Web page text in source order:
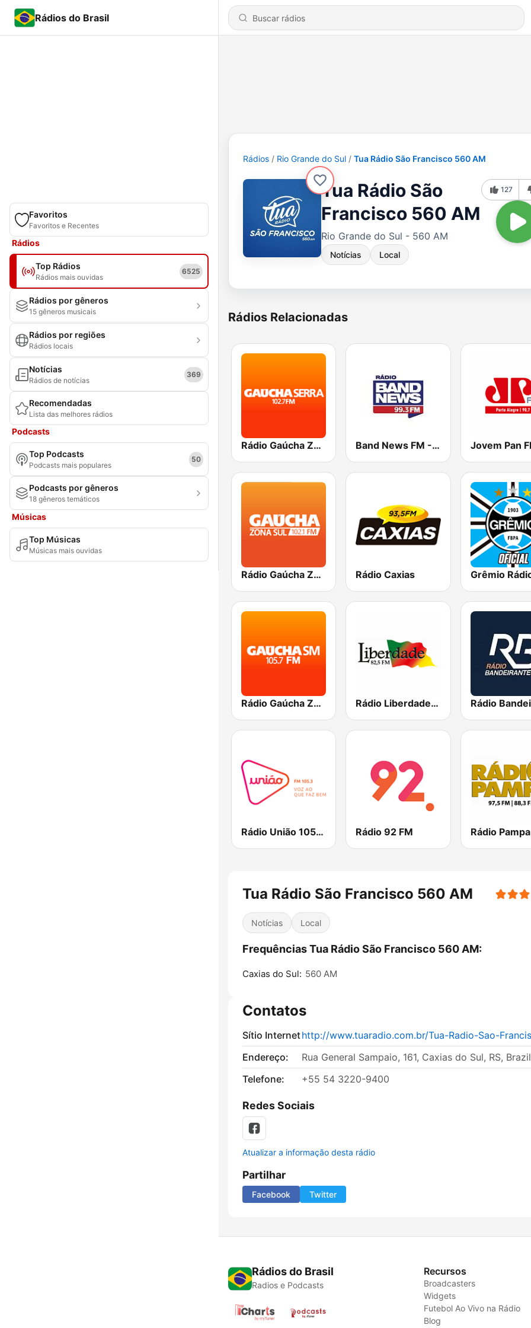
Rádios do Brasil
Favoritos
Favoritos e Recentes
Rádios
Top Rádios
Rádios mais ouvidas
6525
Rádios por gêneros
15 gêneros musicais
Rádios por regiões
Rádios locais
Notícias
Rádios de notícias
369
Recomendadas
Lista das melhores rádios
Podcasts
Top Podcasts
Podcasts mais populares
50
Podcasts por gêneros
18 gêneros temáticos
Músicas
Top Músicas
Músicas mais ouvidas
Rádios Rio Grande do Sul Tua Rádio São Francisco 560 AM
Tua Rádio São
Francisco 560 AM
Rio Grande do Sul - 560 AM
Notícias Local
127
Rádios Relacionadas
Rádio Gaúcha ZH - Serra Band News FM - 99.3 Porto Alegre
Rádio Gaúcha ZH - Zona Sul Rádio Caxias
Rádio Gaúcha ZH - Santa Maria Rádio Liberdade FM
Rádio União 105.3 FM Rádio 92 FM Rádio Pampa
Tua Rádio São Francisco 560 AM
Notícias Local
Frequências Tua Rádio São Francisco 560 AM:
Caxias do Sul: 560 AM
Contatos
Sítio Internethttp://www.tuaradio.com.br/Tua-Radio-Sao-
Endereço:
Rua General Sampaio, 161, Caxias do Sul, RS, Brazil
Telefone:
+55 54 3220-9400
Redes Sociais
Atualizar a informação desta rádio
Partilhar
Facebook Twitter
Rádios do Brasil
Radios e Podcasts
Recursos
Broadcasters
Widgets
Futebol Ao Vivo na Rádio
Blog